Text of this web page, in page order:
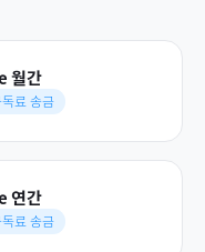
월간
료 송금
연간
료 송금